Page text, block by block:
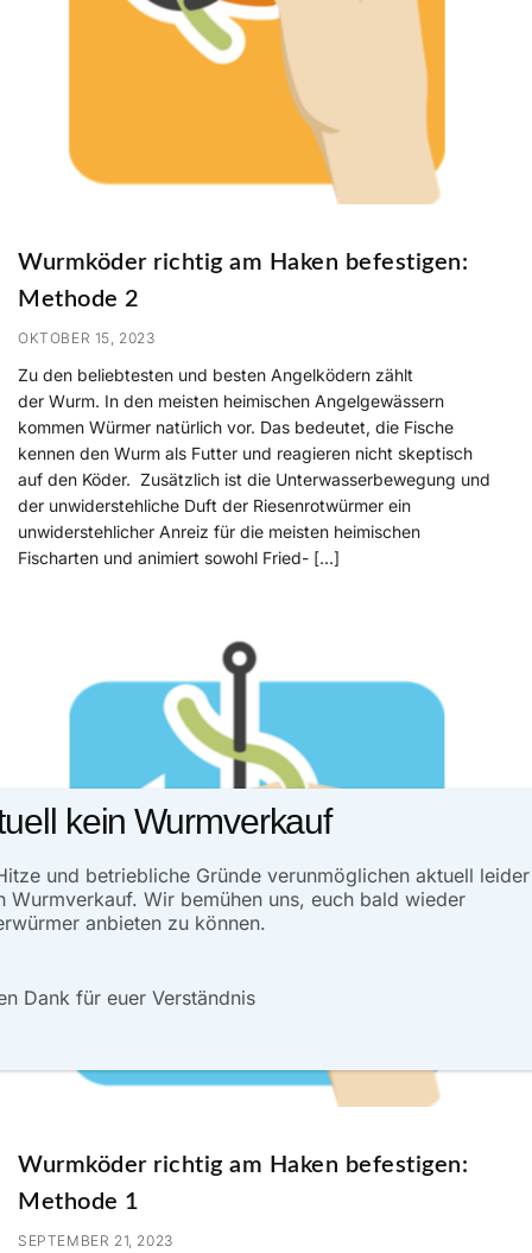
Wurmköder richtig am Haken befestigen:
Methode 2
OKTOBER 15, 2023
Zu den beliebtesten und besten Angelködern zählt
der Wurm. In den meisten heimischen Angelgewässern
kommen Würmer natürlich vor. Das bedeutet, die Fische
kennen den Wurm als Futter und reagieren nicht skeptisch
auf den Köder. Zusätzlich ist die Unterwasserbewegung und
der unwiderstehliche Duft der Riesenrotwürmer ein
unwiderstehlicher Anreiz für die meisten heimischen
Fischarten und animiert sowohl Fried- […]
Wurmköder richtig am Haken befestigen:
Methode 1
SEPTEMBER 21, 2023
kein Wurmverkauf
und betriebliche Gründe verunmöglichen aktuell leider
Wurmverkauf. Wir bemühen uns, euch bald wieder
anbieten zu können.
Dank für euer Verständnis